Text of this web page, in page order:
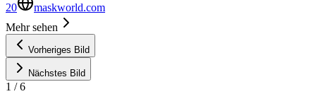
20
maskworld.com
Mehr sehen
Vorheriges Bild
Nächstes Bild
1 /6